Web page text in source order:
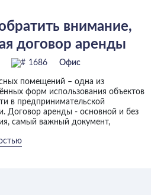
внимание,
договор аренды
1686 Офис
помещений – одна из
форм использования объектов
в предпринимательской
Договор аренды - основной и без
самый важный документ,